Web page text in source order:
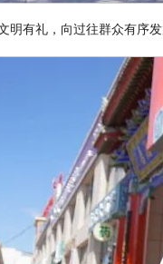
明有礼，向过往群众有序